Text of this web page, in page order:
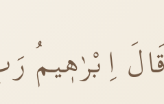
اِبْرٰهٖيمُ